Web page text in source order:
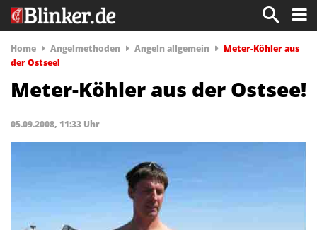
Home Angelmethoden Angeln allgemein
Meter-Köhler aus
der Ostsee!
Meter-Köhler aus der Ostsee!
05.09.2008, 11:33 Uhr